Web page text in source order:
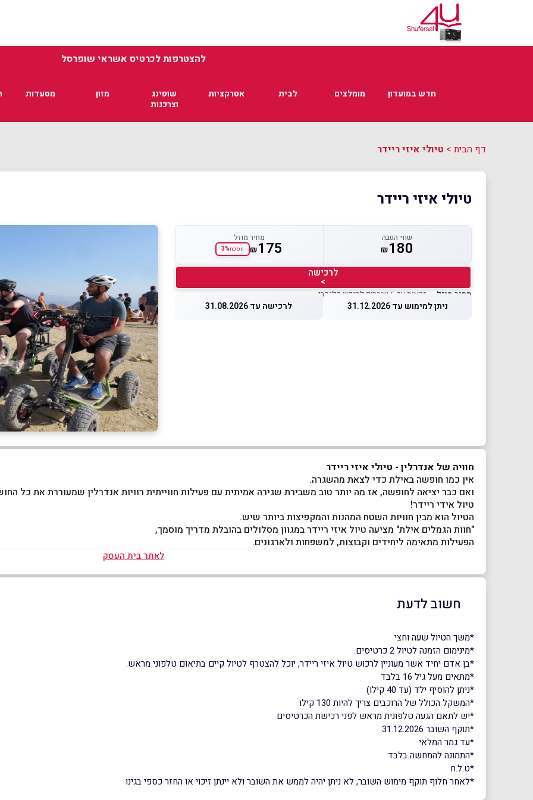
להצטרפות לכרטיס אשראי שופרסל
חדש במועדון מומלצים לבית אטרקציות
שופינג
וצרכנות
מזון מסעדות
דף הבית> טיולי איזי ריידר
טיולי איזי ריידר
שווי הטבה
₪180
מחיר מוזל
₪175 חסכת3%
לרכישה
>
מחיר מוזל — זכאות עד 5 שוברים לחודש קלנדרי
ניתן למימוש עד 31.12.2026 לרכישה עד 31.08.2026
חוויה של אנדרלין - טיולי איזי ריידר
אין כמו חופשה באילת כדי לצאת מהשגרה.
ואם כבר יציאה לחופשה, אז מה יותר טוב משבירת שגירה אמיתית עם פעילות חווייתית רוויות אנדרלין שמעוררת את כל
טיול אידי ריידר!
הטיול הוא מבין חוויות השטח המהנות והמקפיצות ביותר שיש.
"חוות הגמלים אילת" מציעה טיול איזי ריידר במגוון מסלולים בהובלת מדריך מוסמך,
הפעילות מתאימה ליחידים וקבוצות, למשפחות ולארגונים.
לאתר בית העסק
חשוב לדעת
*משך הטיול שעה וחצי
*מינימום הזמנה לטיול 2 כרטיסים.
*בן אדם יחיד אשר מעוניין לרכוש טיול איזי ריידר, יוכל להצטרף לטיול קיים בתיאום טלפוני מראש.
*מתאים מעל גיל 16 בלבד
*ניתן להוסיף ילד (עד 40 קילו)
*המשקל הכולל של הרוכבים צריך להיות 130 קילו
*יש לתאם הגעה טלפונית מראש לפני רכישת הכרטיסים
*תוקף השובר 31.12.2026
*עד גמר המלאי
*התמונה להמחשה בלבד
*ט.ל.ח
*לאחר חלוף תוקף מימוש השובר, לא ניתן יהיה לממש את השובר ולא יינתן זיכוי או החזר כספי בגינו